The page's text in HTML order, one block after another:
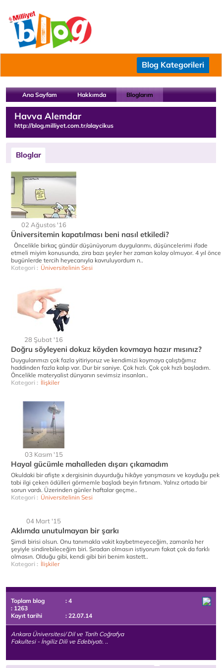
Blog Kategorileri
Ana Sayfam Hakkımda Bloglarım
Havva Alemdar
http://blog.milliyet.com.tr/alaycikus
Bloglar
02 Ağustos '16
Üniversitemin kapatılması beni nasıl etkiledi?
Öncelikle birkaç gündür düşünüyorum duygularımı, düşüncelerimi ifade
etmeli miyim konusunda, zira bazı şeyler her zaman kolay olmuyor. 4 yıl önce
bugünlerde tercih heyecanıyla kavruluyordum n..
Kategori : Üniversitelinin Sesi
28 Şubat '16
Doğru söyleyeni dokuz köyden kovmaya hazır mısınız?
Duygularımızı çok fazla yitiriyoruz ve kendimizi koymaya çalıştığımız
haddinden fazla kalıp var. Dur bir saniye. Çok hızlı. Çok çok hızlı başladım.
Öncelikle materyalist dünyanın sevimsiz insanları..
Kategori : İlişkiler
03 Kasım '15
Hayal gücümle mahalleden dışarı çıkamadım
Okuldaki bir afişte x dergisinin duyurduğu hikâye yarışmasını ve koyduğu pek
tabi ilgi çeken ödülleri görmemle başladı beyin fırtınam. Yalnız ortada bir
sorun vardı. Üzerinden günler haftalar geçme..
Kategori : Üniversitelinin Sesi
04 Mart '15
Aklımda unutulmayan bir şarkı
Şimdi birisi olsun. Onu tanımakla vakit kaybetmeyeceğim, zamanla her
şeyiyle sindirebileceğim biri. Sıradan olmasın istiyorum fakat çok da farklı
olmasın. Olduğu gibi, kendi gibi biri benim kastett..
Kategori : İlişkiler
Toplam blog
: 4
: 1263
Kayıt tarihi
: 22.07.14
Ankara Üniversitesi/ Dil ve Tarih Coğrafya
Fakultesi - İngiliz Dili ve Edebiyatı. ..